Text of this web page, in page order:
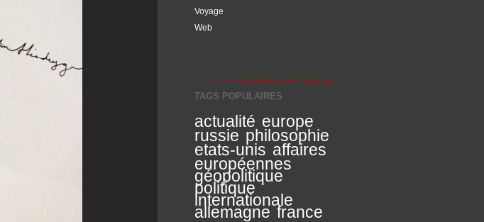
Voyage
Web
TAGS POPULAIRES
actualité europe
russie philosophie
etats-unis affaires
européennes
géopolitique
politique
internationale
allemagne france